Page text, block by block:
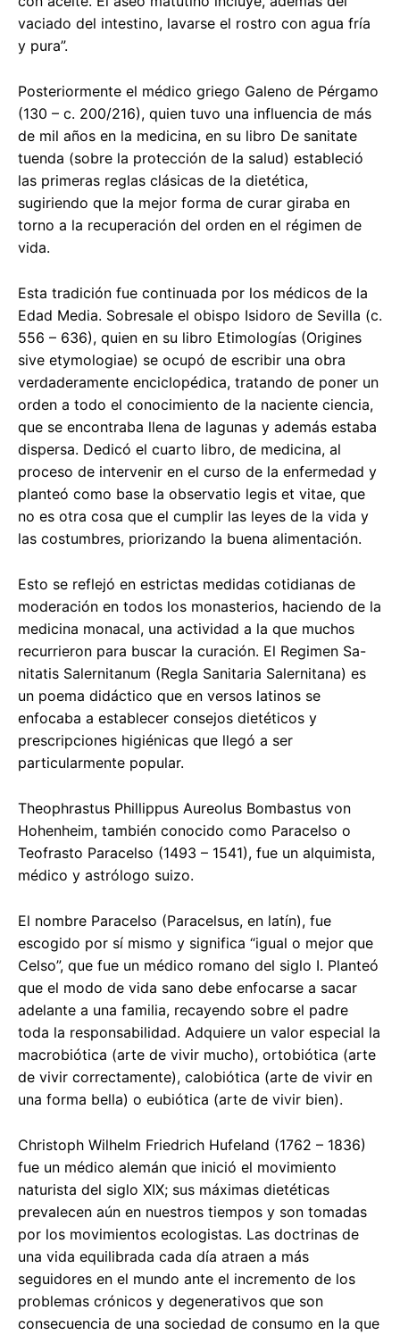
vaciado del intestino, lavarse el rostro con agua fría
y pura”.
Posteriormente el médico griego Galeno de Pérgamo
(130 – c. 200/216), quien tuvo una influencia de más
de mil años en la medicina, en su libro De sanitate
tuenda (sobre la protección de la salud) estableció
las primeras reglas clásicas de la dietética,
sugiriendo que la mejor forma de curar giraba en
torno a la recuperación del orden en el régimen de
vida.
Esta tradición fue continuada por los médicos de la
Edad Media. Sobresale el obispo Isidoro de Sevilla (c.
556 – 636), quien en su libro Etimologías (Origines
sive etymologiae) se ocupó de escribir una obra
verdaderamente enciclopédica, tratando de poner un
orden a todo el conocimiento de la naciente ciencia,
que se encontraba llena de lagunas y además estaba
dispersa. Dedicó el cuarto libro, de medicina, al
proceso de intervenir en el curso de la enfermedad y
planteó como base la observatio legis et vitae, que
no es otra cosa que el cumplir las leyes de la vida y
las costumbres, priorizando la buena alimentación.
Esto se reflejó en estrictas medidas cotidianas de
moderación en todos los monasterios, haciendo de la
medicina monacal, una actividad a la que muchos
recurrieron para buscar la curación. El Regimen Sa-
nitatis Salernitanum (Regla Sanitaria Salernitana) es
un poema didáctico que en versos latinos se
enfocaba a establecer consejos dietéticos y
prescripciones higiénicas que llegó a ser
particularmente popular.
Theophrastus Phillippus Aureolus Bombastus von
Hohenheim, también conocido como Paracelso o
Teofrasto Paracelso (1493 – 1541), fue un alquimista,
médico y astrólogo suizo.
El nombre Paracelso (Paracelsus, en latín), fue
escogido por sí mismo y significa “igual o mejor que
Celso”, que fue un médico romano del siglo I. Planteó
que el modo de vida sano debe enfocarse a sacar
adelante a una familia, recayendo sobre el padre
toda la responsabilidad. Adquiere un valor especial la
macrobiótica (arte de vivir mucho), ortobiótica (arte
de vivir correctamente), calobiótica (arte de vivir en
una forma bella) o eubiótica (arte de vivir bien).
Christoph Wilhelm Friedrich Hufeland (1762 – 1836)
fue un médico alemán que inició el movimiento
naturista del siglo XIX; sus máximas dietéticas
prevalecen aún en nuestros tiempos y son tomadas
por los movimientos ecologistas. Las doctrinas de
una vida equilibrada cada día atraen a más
seguidores en el mundo ante el incremento de los
problemas crónicos y degenerativos que son
consecuencia de una sociedad de consumo en la que